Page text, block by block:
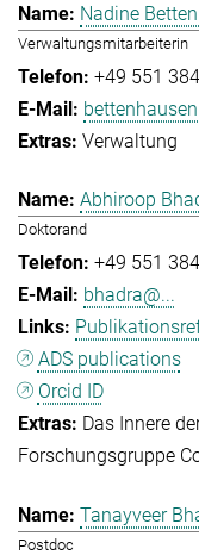
Nadine
Verwaltungsmitarbeiterin
+49 551
Verwaltung
Abhiroop
Doktorand
+49 551
bhadra@...
ADS publications
Orcid ID
Das Innere
Forschungsgruppe
Tanayveer
Postdoc